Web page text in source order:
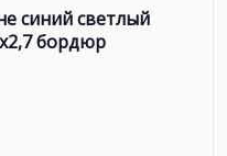
синий светлый
бордюр